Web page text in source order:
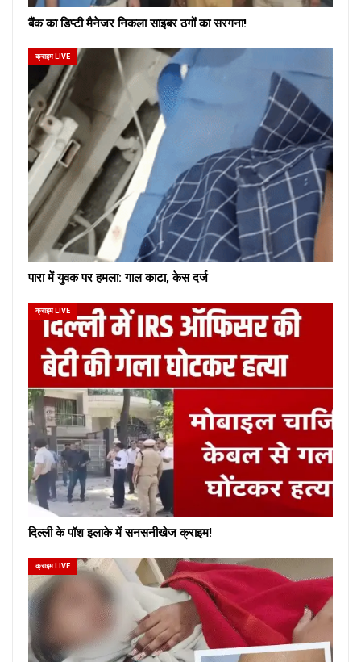
बैंक का डिप्टी मैनेजर निकला साइबर ठगों का सरगना!
क्राइम LIVE
पारा में युवक पर हमला: गाल काटा, केस दर्ज
क्राइम LIVE
दिल्ली के पॉश इलाके में सनसनीखेज क्राइम!
क्राइम LIVE